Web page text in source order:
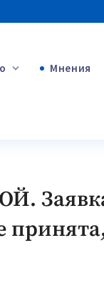
Мнения